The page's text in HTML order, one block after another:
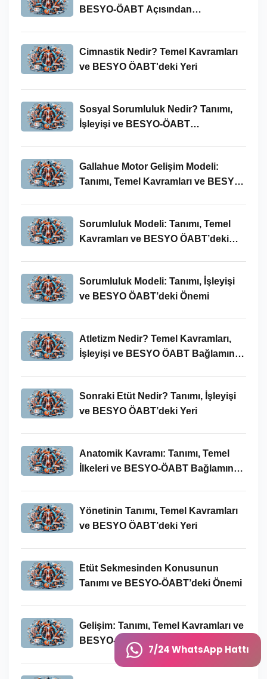
7/24 WhatsApp Hattı
BESYO-ÖABT Açısından
Cimnastik Nedir? Temel Kavramları
ve BESYO ÖABT'deki Yeri
Sosyal Sorumluluk Nedir? Tanımı,
İşleyişi ve BESYO-ÖABT
Gallahue Motor Gelişim Modeli:
Tanımı, Temel Kavramları ve BESYO-
Sorumluluk Modeli: Tanımı, Temel
Kavramları ve BESYO ÖABT’deki
Sorumluluk Modeli: Tanımı, İşleyişi
ve BESYO ÖABT’deki Önemi
Atletizm Nedir? Temel Kavramları,
İşleyişi ve BESYO ÖABT Bağlamında
Sonraki Etüt Nedir? Tanımı, İşleyişi
ve BESYO ÖABT’deki Yeri
Anatomik Kavramı: Tanımı, Temel
İlkeleri ve BESYO-ÖABT Bağlamında
Yönetinin Tanımı, Temel Kavramları
ve BESYO ÖABT’deki Yeri
Etüt Sekmesinden Konusunun
Tanımı ve BESYO-ÖABT’deki Önemi
Gelişim: Tanımı, Temel Kavramları ve
BESYO-ÖABT Bağlamında
İncelenmesi